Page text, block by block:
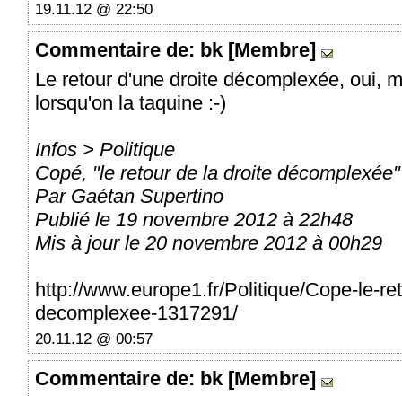
19.11.12 @ 22:50
Commentaire de: bk [Membre]
Le retour d'une droite décomplexée, oui,
lorsqu'on la taquine :-)
Infos > Politique
Copé, "le retour de la droite décomplexée"
Par Gaétan Supertino
Publié le 19 novembre 2012 à 22h48
Mis à jour le 20 novembre 2012 à 00h29
http://www.europe1.fr/Politique/Cope-le-
decomplexee-1317291/
20.11.12 @ 00:57
Commentaire de: bk [Membre]